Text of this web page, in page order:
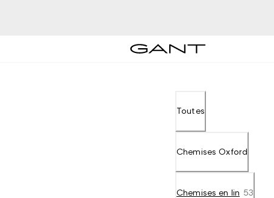
Toutes
Chemises Oxford
Chemises en lin 53